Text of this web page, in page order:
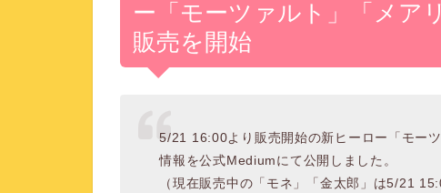
ー「モーツァルト」「メア
販売を開始
5/21 16:00より販売開始の新ヒーロー「モー
情報を公式Mediumにて公開しました。
（現在販売中の「モネ」「金太郎」は5/21